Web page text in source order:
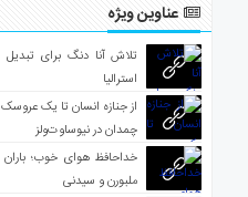
ارتباط
عناوین ویژه
تلاش آنا دنگ برای
استرالیا
از جنازه انسان تا یک
چمدان در نیوساوت‌ولز
خداحافظ هوای خوب؛
ملبورن و سیدنی